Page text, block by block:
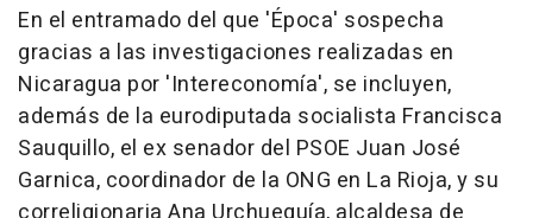
En el entramado del que 'Época' sospecha
gracias a las investigaciones realizadas en
Nicaragua por 'Intereconomía', se incluyen,
además de la eurodiputada socialista Francisca
Sauquillo, el ex senador del PSOE Juan José
Garnica, coordinador de la ONG en La Rioja, y su